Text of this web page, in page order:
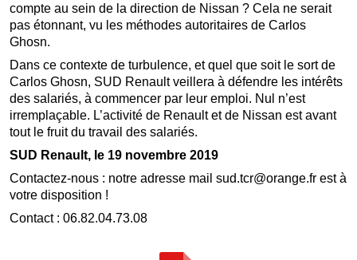
compte au sein de la direction de Nissan ? Cela ne serait
pas étonnant, vu les méthodes autoritaires de Carlos
Ghosn.
Dans ce contexte de turbulence, et quel que soit le sort de
Carlos Ghosn, SUD Renault veillera à défendre les intérêts
des salariés, à commencer par leur emploi. Nul n’est
irremplaçable. L’activité de Renault et de Nissan est avant
tout le fruit du travail des salariés.
SUD Renault, le 19 novembre 2019
Contactez-nous : notre adresse mail sud.tcr@orange.fr est à
votre disposition !
Contact : 06.82.04.73.08